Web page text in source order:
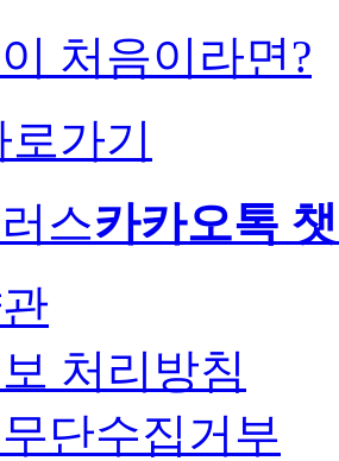
처음이라면?
가기
스카카오톡
처리방침
단수집거부